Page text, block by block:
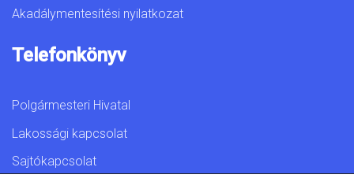
Akadálymentesítési nyilatkozat
Telefonkönyv
Polgármesteri Hivatal
Lakossági kapcsolat
Sajtókapcsolat